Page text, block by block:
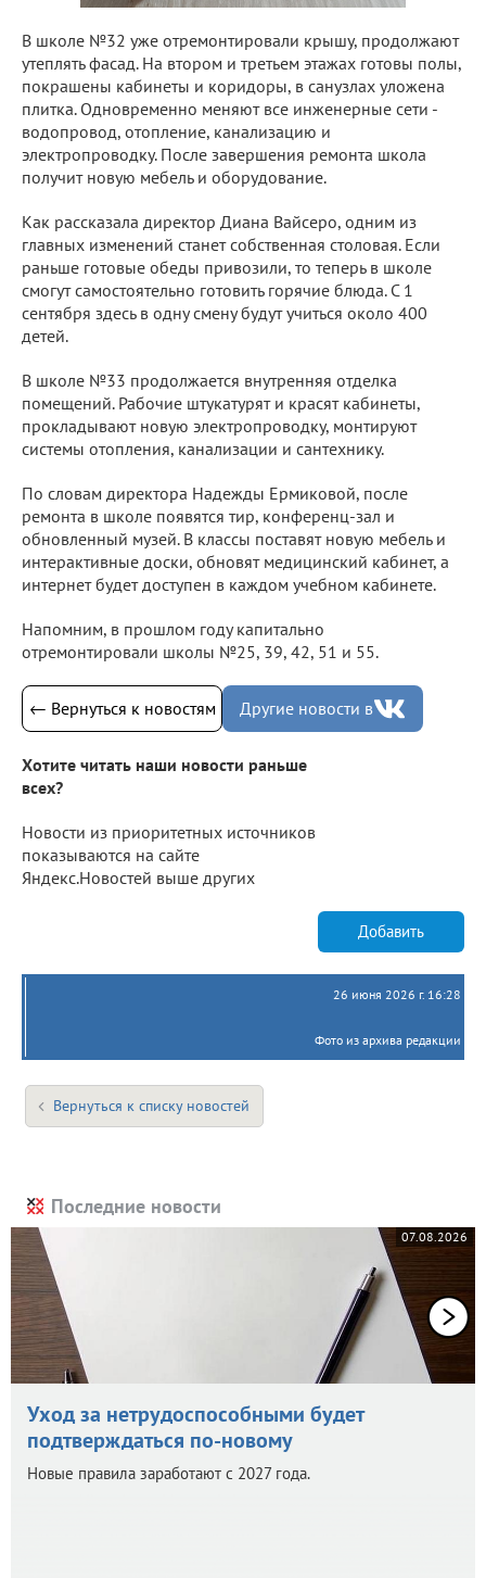
В школе №32 уже отремонтировали крышу, продолжают
утеплять фасад. На втором и третьем этажах готовы полы,
покрашены кабинеты и коридоры, в санузлах уложена
плитка. Одновременно меняют все инженерные сети -
водопровод, отопление, канализацию и
электропроводку. После завершения ремонта школа
получит новую мебель и оборудование.
Как рассказала директор Диана Вайсеро, одним из
главных изменений станет собственная столовая. Если
раньше готовые обеды привозили, то теперь в школе
смогут самостоятельно готовить горячие блюда. С 1
сентября здесь в одну смену будут учиться около 400
детей.
В школе №33 продолжается внутренняя отделка
помещений. Рабочие штукатурят и красят кабинеты,
прокладывают новую электропроводку, монтируют
системы отопления, канализации и сантехнику.
По словам директора Надежды Ермиковой, после
ремонта в школе появятся тир, конференц-зал и
обновленный музей. В классы поставят новую мебель и
интерактивные доски, обновят медицинский кабинет, а
интернет будет доступен в каждом учебном кабинете.
Напомним, в прошлом году капитально
отремонтировали школы №25, 39, 42, 51 и 55.
← Вернуться к новостям Другие новости в
Хотите читать наши новости раньше
всех?
Новости из приоритетных источников
показываются на сайте
Яндекс.Новостей выше других
Добавить
26 июня 2026 г. 16:28
Фото из архива редакции
Вернуться к списку новостей
Последние новости
07.08.2026
Уход за нетрудоспособными будет
подтверждаться по-новому
Новые правила заработают с 2027 года.